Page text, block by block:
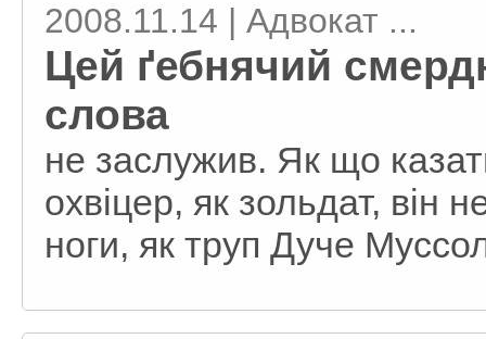
2008.11.14 | Адвокат ...
Цей ґебнячий
слова
не заслужив. Як що
охвіцер, як зольдат, він
ноги, як труп Дуче